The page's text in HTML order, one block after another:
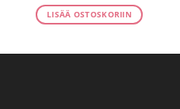
LISÄÄ OSTOSKORIIN